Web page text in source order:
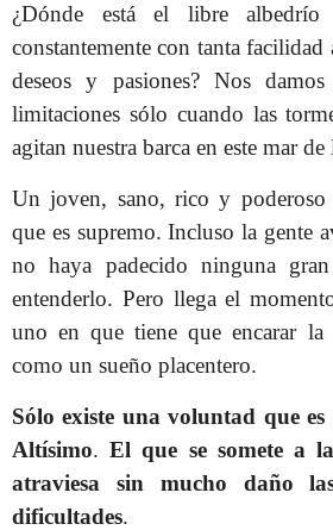
¿Dónde está el libre albedrío
constantemente con tanta facilidad
deseos y pasiones? Nos
limitaciones sólo cuando las
agitan nuestra barca en este mar
Un joven, sano, rico y poderoso
que es supremo. Incluso la gente
no haya padecido ninguna
entenderlo. Pero llega el
uno en que tiene que encarar
como un sueño placentero.
Sólo existe una voluntad que
Altísimo.El que se somete a
atraviesa sin mucho daño
dificultades.